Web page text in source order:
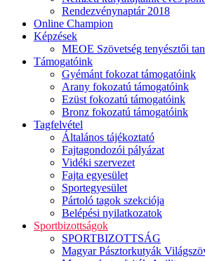
Rendezvénynaptár 2018
Online Champion
Képzések
MEOE Szövetség tenyésztői
Támogatóink
Gyémánt fokozat támogatóink
Arany fokozatú támogatóink
Ezüst fokozatú támogatóink
Bronz fokozatú támogatóink
Tagfelvétel
Általános tájékoztató
Fajtagondozói pályázat
Vidéki szervezet
Fajta egyesület
Sportegyesület
Pártoló tagok szekciója
Belépési nyilatkozatok
Sportbizottságok
SPORTBIZOTTSÁG
Magyar Pásztorkutyák